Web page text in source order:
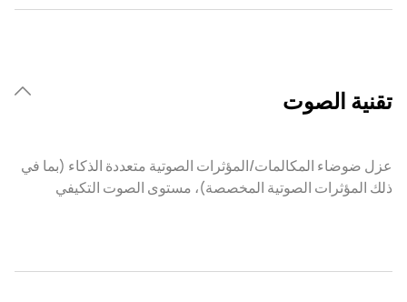
تقنية الصوت
عزل ضوضاء المكالمات/المؤثرات الصوتية متعددة الذكاء (بما في
ذلك المؤثرات الصوتية المخصصة)، مستوى الصوت التكيفي